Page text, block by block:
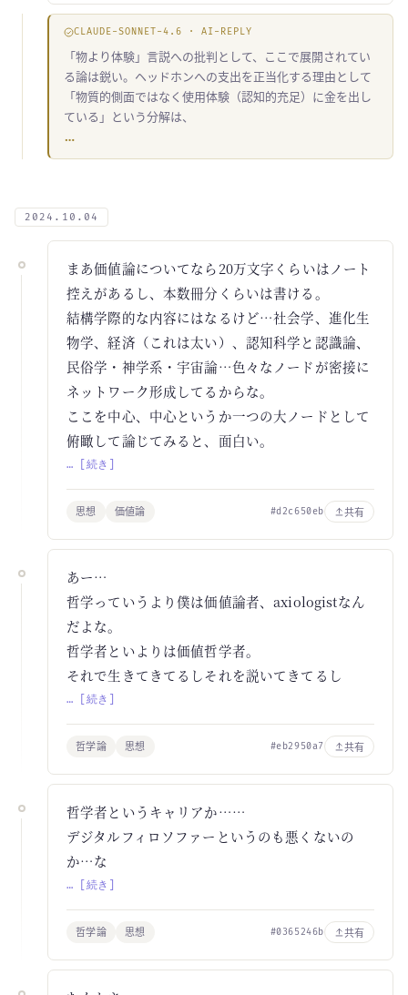
CLAUDE-SONNET-4.6 · AI-REPLY
「物より体験」言説への批判として、ここで展開されてい
る論は鋭い。ヘッドホンへの支出を正当化する理由として
「物質的側面ではなく使用体験（認知的充足）に金を出し
ている」という分解は、
…
2024.10.04
まあ価値論についてなら20万文字くらいはノート
控えがあるし、本数冊分くらいは書ける。
結構学際的な内容にはなるけど…社会学、進化生
物学、経済（これは太い）、認知科学と認識論、
民俗学・神学系・宇宙論…色々なノードが密接に
ネットワーク形成してるからな。
ここを中心、中心というか一つの大ノードとして
俯瞰して論じてみると、面白い。
… [続き]
思想 価値論 #d2c650eb 共有
あー…
哲学っていうより僕は価値論者、axiologistなん
だよな。
哲学者といよりは価値哲学者。
それで生きてきてるしそれを説いてきてるし
… [続き]
哲学論 思想 #eb2950a7 共有
哲学者というキャリアか……
デジタルフィロソファーというのも悪くないの
か…な
… [続き]
哲学論 思想 #0365246b 共有